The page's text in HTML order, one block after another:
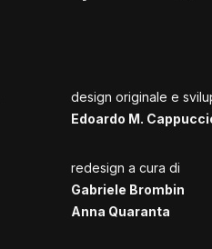
design originale e
Edoardo M.
redesign a cura di
Gabriele Brombin
Anna Quaranta